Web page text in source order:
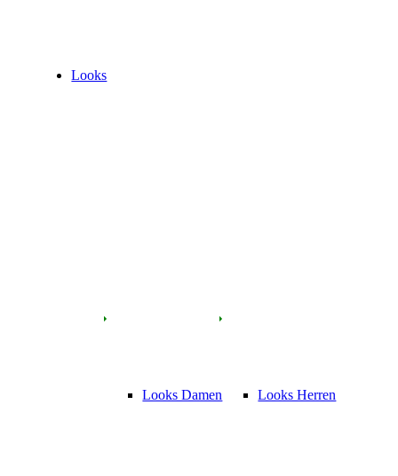
Looks
Looks Damen Looks Herren